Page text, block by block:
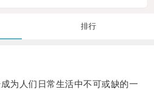
排行
人们日常生活中不可或缺的一